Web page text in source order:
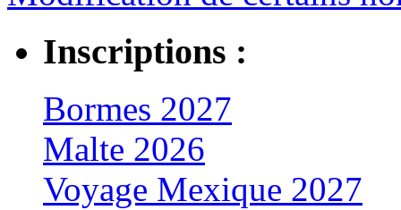
Inscriptions :
Bormes 2027
Malte 2026
Voyage Mexique 2027